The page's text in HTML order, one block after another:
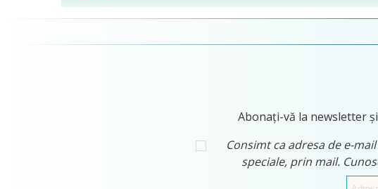
Abonați-vă la newsletter
Consimt ca adresa de e-
speciale, prin mail.